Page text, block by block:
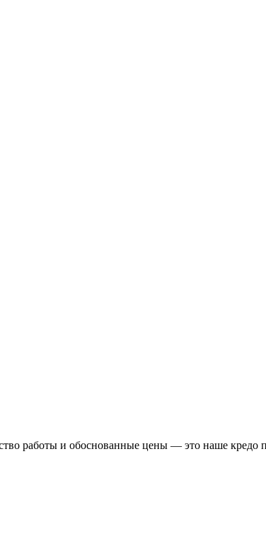
работы и обоснованные цены — это наше кредо